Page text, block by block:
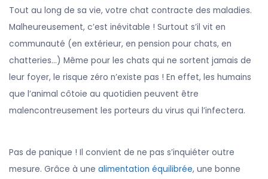
Tout au long de sa vie, votre chat contracte des maladies.
Malheureusement, c’est inévitable ! Surtout s’il vit en
communauté (en extérieur, en pension pour chats, en
chatteries…) Même pour les chats qui ne sortent jamais de
leur foyer, le risque zéro n’existe pas ! En effet, les humains
que l’animal côtoie au quotidien peuvent être
malencontreusement les porteurs du virus qui l’infectera.
Pas de panique ! Il convient de ne pas s’inquiéter outre
mesure. Grâce à une alimentation équilibrée, une bonne